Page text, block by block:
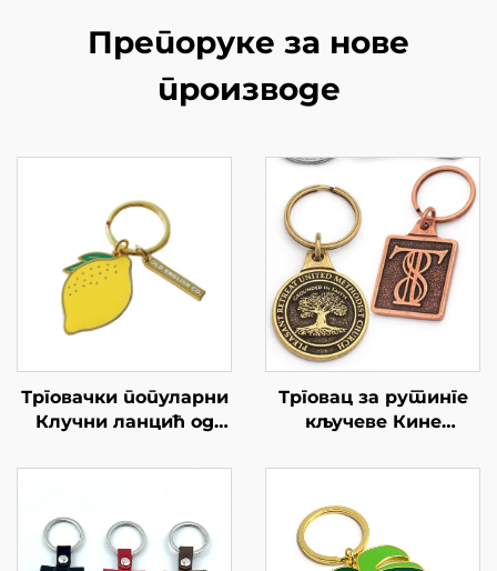
Препоруке за нове
производе
Трговачки популарни
Клучни ланцић од
емалетан, метални
логотипом за
поклоне
Трговац за рутинге
кључеве Кине
за ремесиране